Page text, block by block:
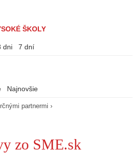
ŠKOLY
dni 7 dní
Najnovšie
partnermi ›
zo SME.sk